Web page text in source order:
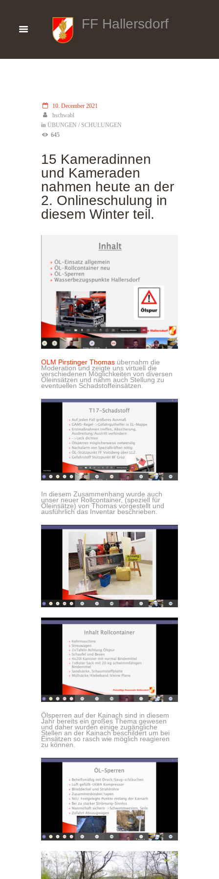
FF Hallersdorf
10. December 2021
hschwabl
in ÜBUNGEN / SCHULUNGEN
645
15 Kameradinnen
und Kameraden
nahmen heute an der
2. Onlineschulung in
diesem Winter teil.
OLM Pirstinger Thomas übernahm die
Moderation und zeigte uns virtuell die
verschiedenen Möglichkeiten von diversen
Öleinsätzen und nahm auch Stellung zu
eventuellen Schadstoffeinsätzen.
In diesem Zusammenhang wurde auch
unser neuer Rollcontainer, (speziell für
Öleinsätze) von Thomas vorgestellt und
ausführlich das Inventar beschrieben.
Ölsperren auf der Kainach sind in diesem
Jahr bereits ein großes Thema gewesen
und daher wurden einige zugängliche
Stellen an der Kainach beschildert um bei
Einsätzen so rasch wie möglich reagieren
zu können.